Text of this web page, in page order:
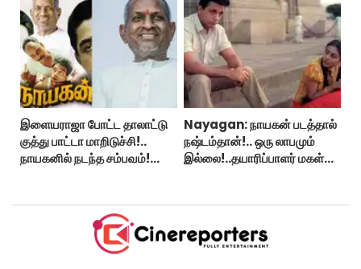
இளையராஜா போட்ட தாலாட்டு
குத்து பாட்டா மாறிடுச்சி!..
நாயகனில் நடந்த சம்பவம்!...
Nayagan: நாயகன் படத்தால்
நஷ்டம்தான்!.. ஒரு லாபமும்
இல்லை!..தயாரிப்பாளர் மகள்